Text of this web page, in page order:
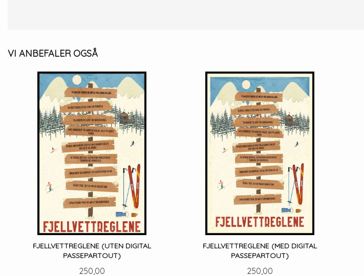
VI ANBEFALER OGSÅ
FJELLVETTREGLENE (UTEN DIGITAL
PASSEPARTOUT)
Pris
250,00
FJELLVETTREGLENE (MED DIGITAL
PASSEPARTOUT)
Pris
250,00